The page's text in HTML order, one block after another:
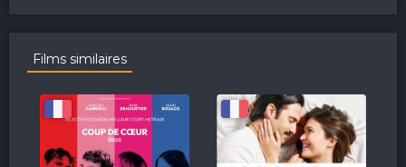
Films similaires